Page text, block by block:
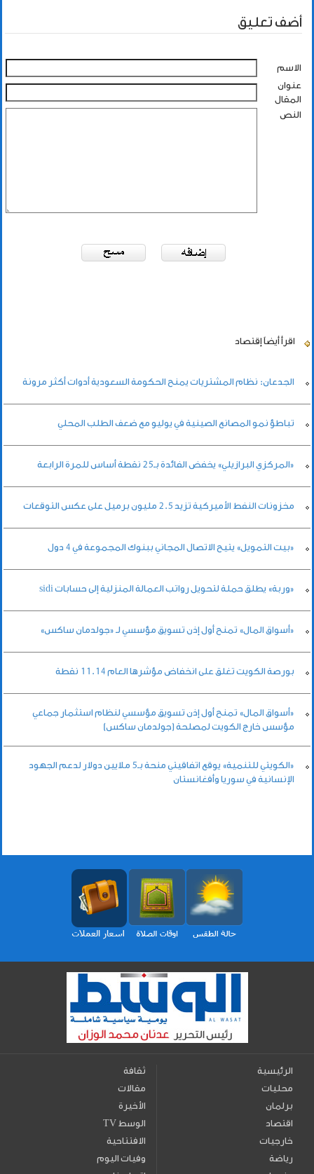
أضف تعليق
الاسم
عنوان
المقال
النص
اقرأ أيضاً إقتصاد
الجدعان: نظام المشتريات يمنح الحكومة السعودية أدوات أكثر مرونة
تباطؤ نمو المصانع الصينية في يوليو مع ضعف الطلب المحلي
«المركزي البرازيلي» يخفض الفائدة بـ25 نقطة أساس للمرة الرابعة
مخزونات النفط الأميركية تزيد 2.5 مليون برميل على عكس التوقعات
«بيت التمويل» يتيح الاتصال المجاني ببنوك المجموعة في 4 دول
«وربة» يطلق حملة لتحويل رواتب العمالة المنزلية إلى حسابات sidi
«أسواق المال» تمنح أول إذن تسويق مؤسسي لـ «جولدمان ساكس»
بورصة الكويت تغلق على انخفاض مؤشرها العام 11.14 نقطة
«أسواق المال» تمنح أول إذن تسويق مؤسسي لنظام استثمار جماعي
مؤسس خارج الكويت لمصلحة (جولدمان ساكس)
«الكويتي للتنمية» يوقع اتفاقيتي منحة بـ5 ملايين دولار لدعم الجهود
الإنسانية في سوريا وأفغانستان
الرئيسية
محليات
برلمان
اقتصاد
خارجيات
رياضة
ثقافة
مقالات
الأخيرة
TV الوسط
الافتتاحية
وفيات اليوم